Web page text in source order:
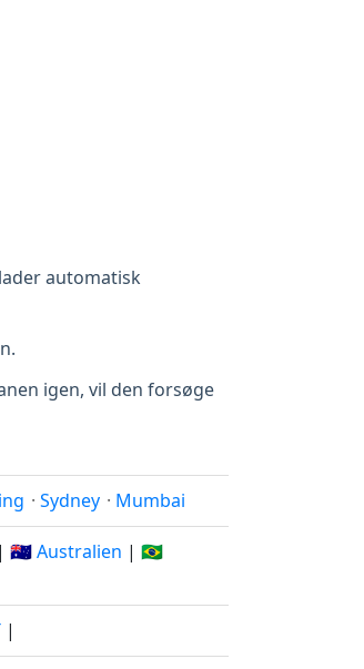
automatisk
igen, vil den forsøge
· Sydney · Mumbai
| 🇦🇺 Australien | 🇧🇷
|